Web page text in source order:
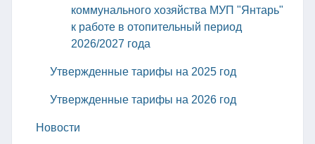
коммунального хозяйства МУП "Янтарь"
к работе в отопительный период
2026/2027 года
Утвержденные тарифы на 2025 год
Утвержденные тарифы на 2026 год
Новости